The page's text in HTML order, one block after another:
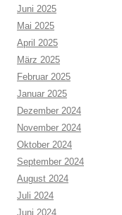
Juni 2025
Mai 2025
April 2025
März 2025
Februar 2025
Januar 2025
Dezember 2024
November 2024
Oktober 2024
September 2024
August 2024
Juli 2024
Juni 2024